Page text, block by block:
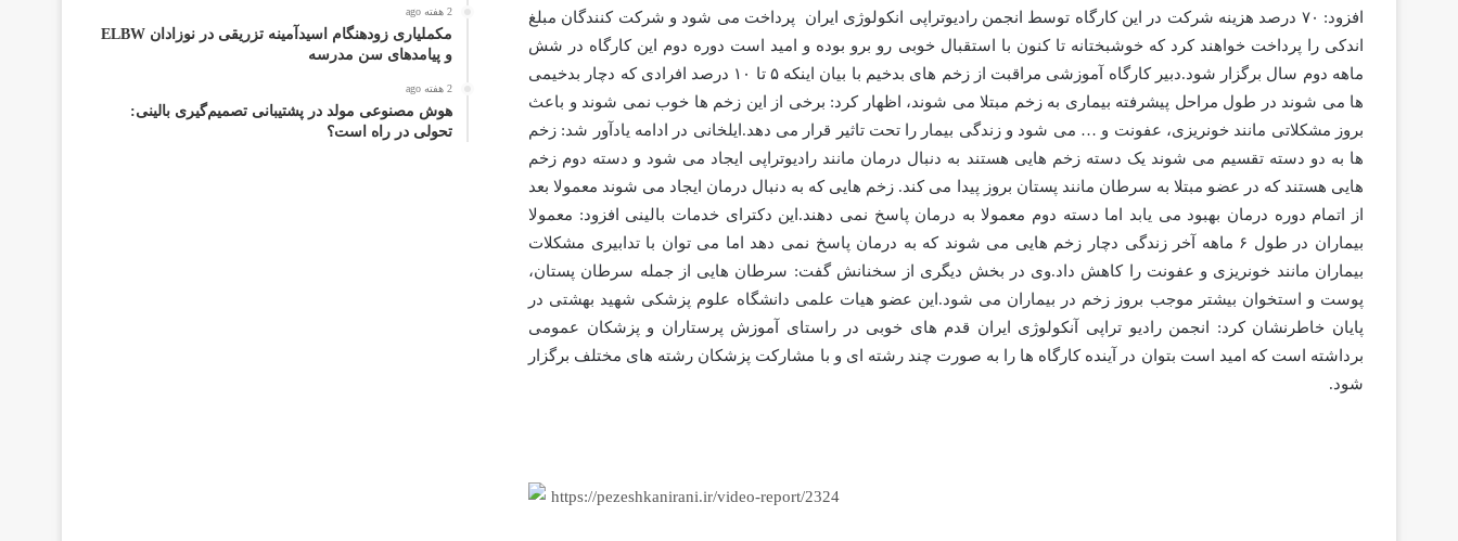
افزود: ۷۰ درصد هزینه شرکت در این کارگاه توسط انجمن رادیوتراپی انکولوژی ایران پرداخت می شود و شرکت کنندگان مبلغ
اندکی را پرداخت خواهند کرد که خوشبختانه تا کنون با استقبال خوبی رو برو بوده و امید است دوره دوم این کارگاه در شش
ماهه دوم سال برگزار شود.دبیر کارگاه آموزشی مراقبت از زخم های بدخیم با بیان اینکه ۵ تا ۱۰ درصد افرادی که دچار بدخیمی
ها می شوند در طول مراحل پیشرفته بیماری به زخم مبتلا می شوند، اظهار کرد: برخی از این زخم ها خوب نمی شوند و باعث
بروز مشکلاتی مانند خونریزی، عفونت و … می شود و زندگی بیمار را تحت تاثیر قرار می دهد.ایلخانی در ادامه یادآور شد: زخم
ها به دو دسته تقسیم می شوند یک دسته زخم هایی هستند به دنبال درمان مانند رادیوتراپی ایجاد می شود و دسته دوم زخم
هایی هستند که در عضو مبتلا به سرطان مانند پستان بروز پیدا می کند. زخم هایی که به دنبال درمان ایجاد می شوند معمولا بعد
از اتمام دوره درمان بهبود می یابد اما دسته دوم معمولا به درمان پاسخ نمی دهند.این دکترای خدمات بالینی افزود: معمولا
بیماران در طول ۶ ماهه آخر زندگی دچار زخم هایی می شوند که به درمان پاسخ نمی دهد اما می توان با تدابیری مشکلات
بیماران مانند خونریزی و عفونت را کاهش داد.وی در بخش دیگری از سخنانش گفت: سرطان هایی از جمله سرطان پستان،
پوست و استخوان بیشتر موجب بروز زخم در بیماران می شود.این عضو هیات علمی دانشگاه علوم پزشکی شهید بهشتی در
پایان خاطرنشان کرد: انجمن رادیو تراپی آنکولوژی ایران قدم های خوبی در راستای آموزش پرستاران و پزشکان عمومی
برداشته است که امید است بتوان در آینده کارگاه ها را به صورت چند رشته ای و با مشارکت پزشکان رشته های مختلف برگزار
شود.
https://pezeshkanirani.ir/video-report/2324
2 هفته ago
مکملیاری زودهنگام اسیدآمینه تزریقی در نوزادان ELBW
و پیامدهای سن مدرسه
2 هفته ago
هوش مصنوعی مولد در پشتیبانی تصمیم‌گیری بالینی:
تحولی در راه است؟